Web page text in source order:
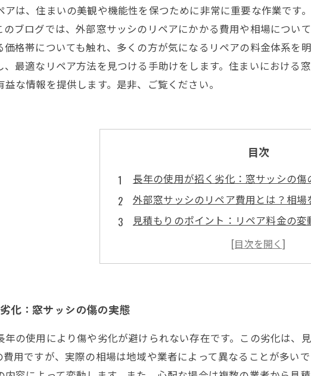
アは、住まいの美観や機能性を保つために非常に重要な作業です
のブログでは、外部窓サッシのリペアにかかる費用や相場につい
価格帯についても触れ、多くの方が気になるリペアの料金体系を
、最適なリペア方法を見つける手助けをします。住まいにおける
な情報を提供します。是非、ご覧ください。
目次
長年の使用が招く劣化：窓サッシの傷
外部窓サッシのリペア費用とは？相場
見積もりのポイント：リペア料金の変
適切な業者選びの重要性：信頼できる
リペアの注意点：失敗しないためのガ
化：窓サッシの傷の実態
年の使用により傷や劣化が避けられない存在です。この劣化は、
費用ですが、実際の相場は地域や業者によって異なることが多い